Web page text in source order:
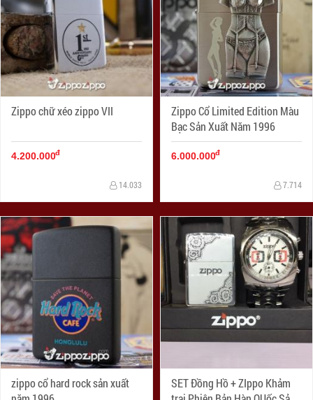
Zippo chữ xéo zippo VII
4.200.000đ
14.033
Zippo Cổ Limited Edition Màu
Bạc Sản Xuất Năm 1996
6.000.000đ
7.714
zippo cổ hard rock sản xuất
SET Đồng Hồ + ZIppo Khảm